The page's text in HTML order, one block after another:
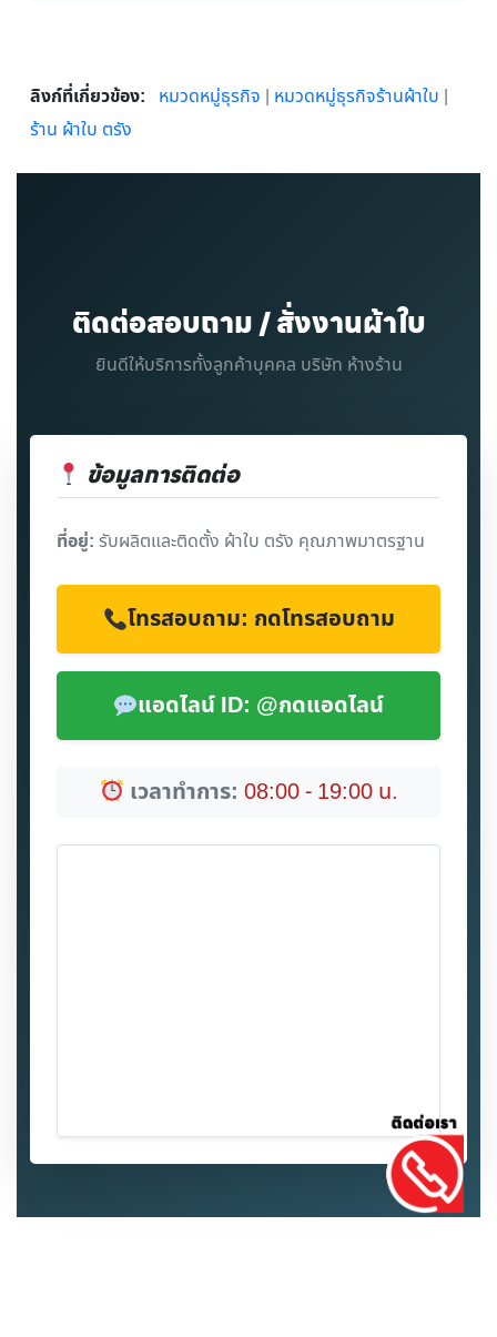
ลิงก์ที่เกี่ยวข้อง: หมวดหมู่ธุรกิจ | หมวดหมู่ธุรกิจร้านผ้าใบ |
ร้าน ผ้าใบ ตรัง
ติดต่อสอบถาม / สั่งงานผ้าใบ
ยินดีให้บริการทั้งลูกค้าบุคคล บริษัท ห้างร้าน
ข้อมูลการติดต่อ
ที่อยู่: รับผลิตและติดตั้ง ผ้าใบ ตรัง คุณภาพมาตรฐาน
โทรสอบถาม: กดโทรสอบถาม
แอดไลน์ ID: @กดแอดไลน์
เวลาทำการ: 08:00 - 19:00 น.